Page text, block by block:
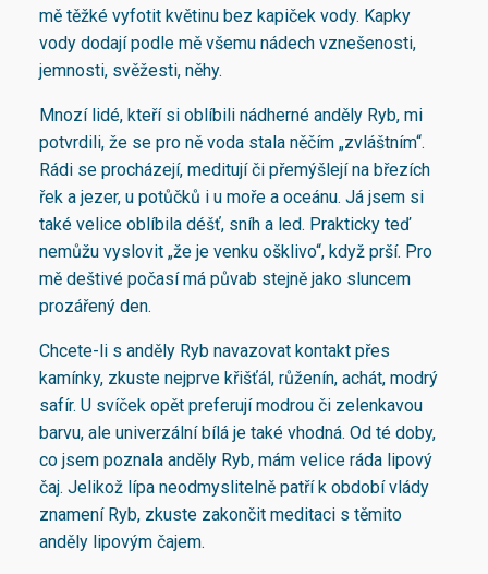
mě těžké vyfotit květinu bez kapiček vody. Kapky
vody dodají podle mě všemu nádech vznešenosti,
jemnosti, svěžesti, něhy.
Mnozí lidé, kteří si oblíbili nádherné anděly Ryb, mi
potvrdili, že se pro ně voda stala něčím „zvláštním“.
Rádi se procházejí, meditují či přemýšlejí na březích
řek a jezer, u potůčků i u moře a oceánu. Já jsem si
také velice oblíbila déšť, sníh a led. Prakticky teď
nemůžu vyslovit „že je venku ošklivo“, když prší. Pro
mě deštivé počasí má půvab stejně jako sluncem
prozářený den.
Chcete-li s anděly Ryb navazovat kontakt přes
kamínky, zkuste nejprve křišťál, růženín, achát, modrý
safír. U svíček opět preferují modrou či zelenkavou
barvu, ale univerzální bílá je také vhodná. Od té doby,
co jsem poznala anděly Ryb, mám velice ráda lipový
čaj. Jelikož lípa neodmyslitelně patří k období vlády
znamení Ryb, zkuste zakončit meditaci s těmito
anděly lipovým čajem.